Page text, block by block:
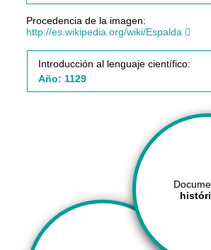
Procedencia de la imagen:
http://es.wikipedia.org/wiki/Espalda
Introducción al lenguaje científico:
Año: 1129